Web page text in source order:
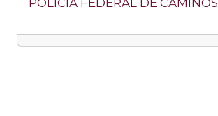
POLICÍA FEDERAL DE CAMINOS